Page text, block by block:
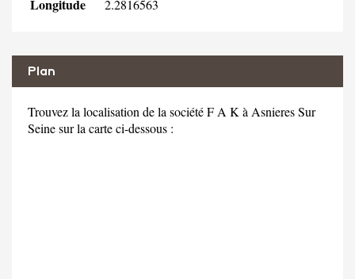
Longitude 2.2816563
Plan
Trouvez la localisation de la société F A K à Asnieres Sur
Seine sur la carte ci-dessous :